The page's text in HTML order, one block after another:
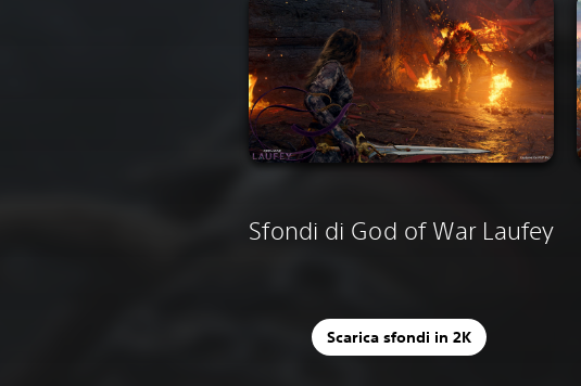
Sfondi di God of War Laufey
Scarica sfondi in 2K